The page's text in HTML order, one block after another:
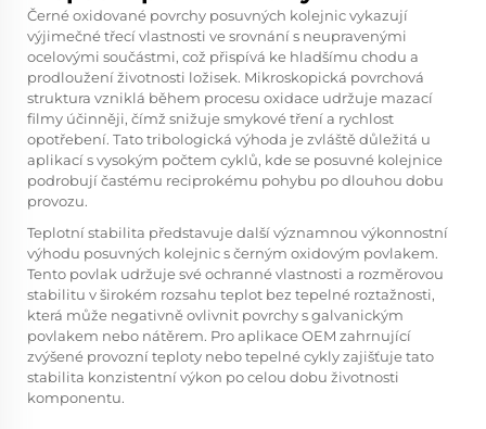
Černé oxidované povrchy posuvných kolejnic vykazují
výjimečné třecí vlastnosti ve srovnání s neupravenými
ocelovými součástmi, což přispívá ke hladšímu chodu a
prodloužení životnosti ložisek. Mikroskopická povrchová
struktura vzniklá během procesu oxidace udržuje mazací
filmy účinněji, čímž snižuje smykové tření a rychlost
opotřebení. Tato tribologická výhoda je zvláště důležitá u
aplikací s vysokým počtem cyklů, kde se posuvné kolejnice
podrobují častému reciprokému pohybu po dlouhou dobu
provozu.
Teplotní stabilita představuje další významnou výkonnostní
výhodu posuvných kolejnic s černým oxidovým povlakem.
Tento povlak udržuje své ochranné vlastnosti a rozměrovou
stabilitu v širokém rozsahu teplot bez tepelné roztažnosti,
která může negativně ovlivnit povrchy s galvanickým
povlakem nebo nátěrem. Pro aplikace OEM zahrnující
zvýšené provozní teploty nebo tepelné cykly zajišťuje tato
stabilita konzistentní výkon po celou dobu životnosti
komponentu.